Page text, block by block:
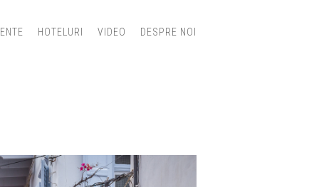
HOTELURI VIDEO DESPRE NOI